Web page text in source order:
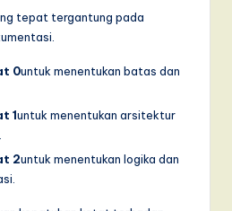
tepat tergantung pada
0untuk menentukan batas dan
1untuk menentukan arsitektur
2untuk menentukan logika dan